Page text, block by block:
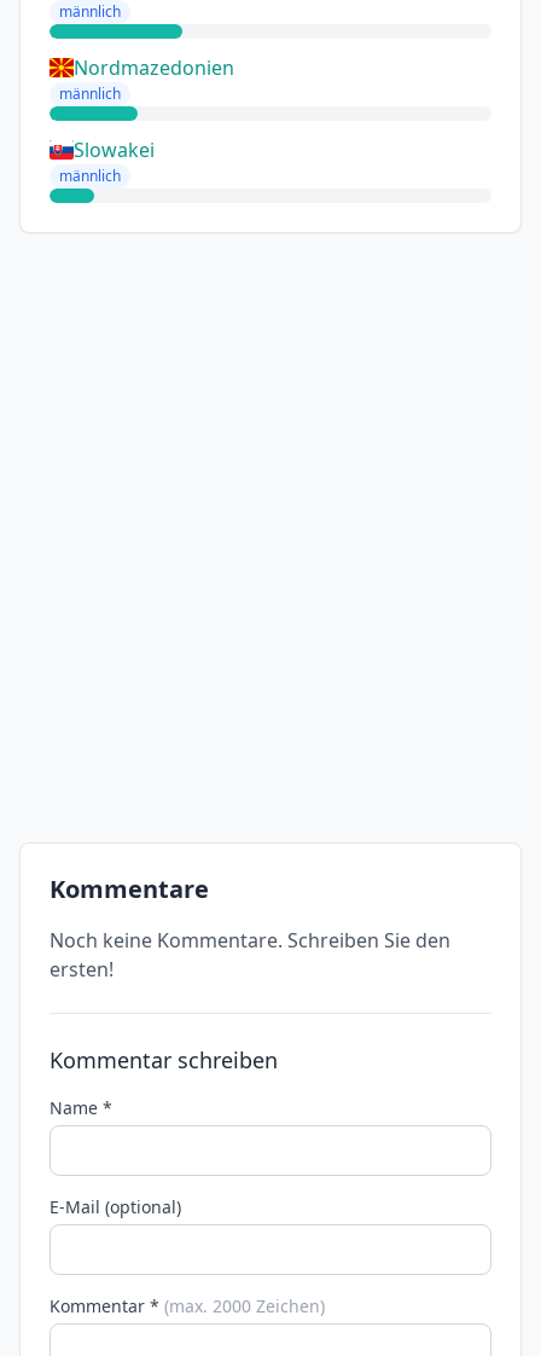
männlich
Nordmazedonien
männlich
Slowakei
männlich
Kommentare
Noch keine Kommentare. Schreiben Sie den
ersten!
Kommentar schreiben
Name *
E-Mail (optional)
Kommentar * (max. 2000 Zeichen)